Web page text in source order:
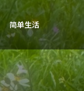
简单生活